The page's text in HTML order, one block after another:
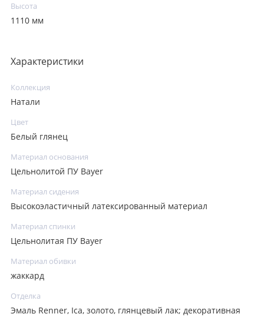
Высота
1110 мм
Характеристики
Коллекция
Натали
Цвет
Белый глянец
Материал основания
Цельнолитой ПУ Bayer
Материал сидения
Высокоэластичный латексированный материал
Материал спинки
Цельнолитая ПУ Bayer
Материал обивки
жаккард
Отделка
Эмаль Renner, Ica, золото, глянцевый лак; декоративная